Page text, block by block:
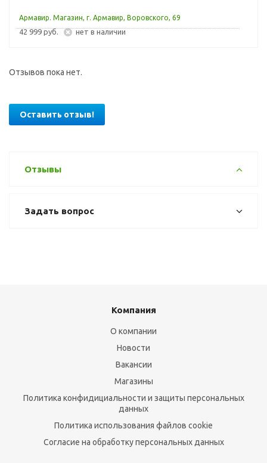
Армавир. Магазин, г. Армавир, Воровского, 69
42 999 руб. Нет в наличии
Отзывов пока нет.
Оставить отзыв!
Отзывы
Задать вопрос
Компания
О компании
Новости
Вакансии
Магазины
Политика конфидициальности и защиты персональных
данных
Политика использования файлов cookie
Согласие на обработку персональных данных